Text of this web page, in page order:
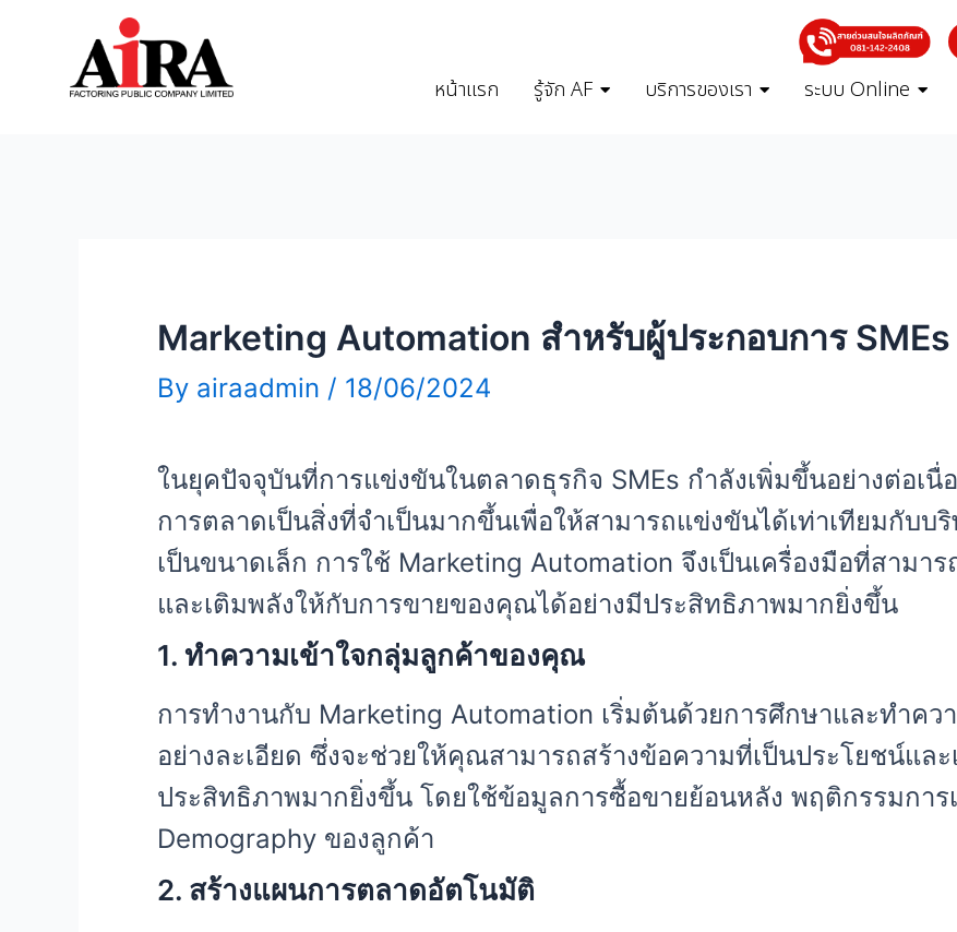
หน้าแรก รู้จัก AF บริการของเรา ระบบ Online
Marketing Automation สำหรับผู้ประกอบการ SMEs
By airaadmin / 18/06/2024
ในยุคปัจจุบันที่การแข่งขันในตลาดธุรกิจ SMEs กำลังเพิ่มขึ้นอย่างต่อเนื่
การตลาดเป็นสิ่งที่จำเป็นมากขึ้นเพื่อให้สามารถแข่งขันได้เท่าเทียมกับ
เป็นขนาดเล็ก การใช้ Marketing Automation จึงเป็นเครื่องมือที่สามา
และเติมพลังให้กับการขายของคุณได้อย่างมีประสิทธิภาพมากยิ่งขึ้น
1. ทำความเข้าใจกลุ่มลูกค้าของคุณ
การทำงานกับ Marketing Automation เริ่มต้นด้วยการศึกษาและทำค
อย่างละเอียด ซึ่งจะช่วยให้คุณสามารถสร้างข้อความที่เป็นประโยชน์และ
ประสิทธิภาพมากยิ่งขึ้น โดยใช้ข้อมูลการซื้อขายย้อนหลัง พฤติกรรมการ
Demography ของลูกค้า
2. สร้างแผนการตลาดอัตโนมัติ